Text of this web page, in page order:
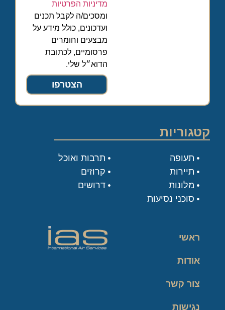
מדיניות הפרטיות
ומסכים/ה לקבל תכנים
ועדכונים, כולל מידע על
מבצעים וחומרים
פרסומיים, לכתובת
הדוא״ל שלי.
הצטרפו
קטגוריות
תעופה
תיירות
מלונות
סוכני נסיעות
תרבות ואוכל
קרוזים
דרושים
ראשי
אודות
צור קשר
נגישות